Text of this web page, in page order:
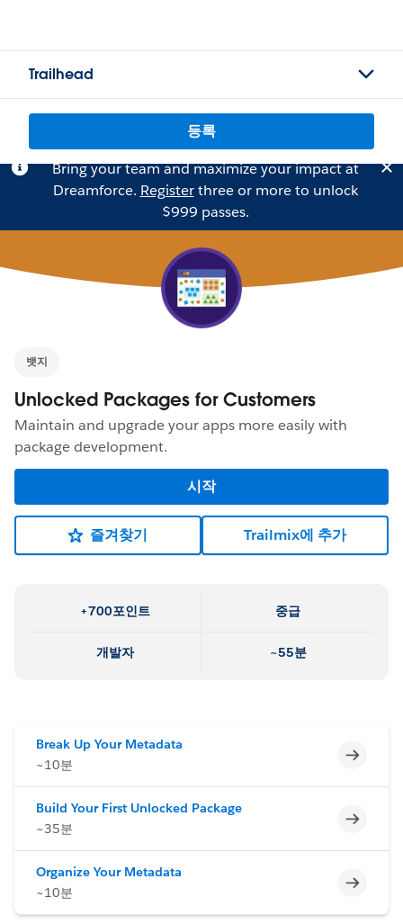
Trailhead
등록
Bring your team and maximize your impact at
Dreamforce. Registerthree or more to unlock
$999 passes.
뱃지
Unlocked Packages for Customers
Maintain and upgrade your apps more easily with
package development.
시작
즐겨찾기 Trailmix에 추가
+700포인트 중급
개발자 ~55분
Break Up Your Metadata
~10분
미완료
Build Your First Unlocked Package
~35분
미완료
Organize Your Metadata
~10분
미완료